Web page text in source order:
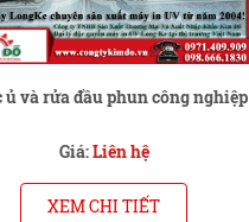
ủ và rửa đầu phun công nghiệp
Giá:Liên hệ
XEM CHI TIẾT